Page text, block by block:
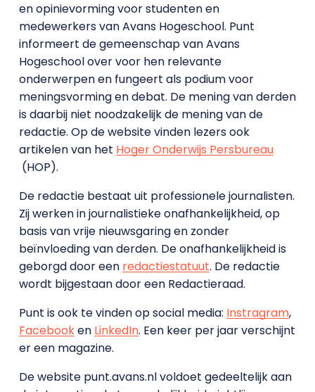
en opinievorming voor studenten en
medewerkers van Avans Hoge­school. Punt
informeert de gemeenschap van Avans
Hogeschool over voor hen relevante
onderwerpen en fungeert als podium voor
meningsvorming en debat. De mening van derden
is daarbij niet noodzakelijk de mening van de
redactie. Op de website vinden lezers ook
artikelen van het Hoger Onderwijs Persbureau
(HOP).
De redactie bestaat uit professionele journalisten.
Zij werken in journalistieke onafhankelijkheid, op
basis van vrije nieuwsgaring en zonder
beïnvloeding van derden. De onafhankelijkheid is
geborgd door een redactiestatuut. De redactie
wordt bijgestaan door een Redactieraad.
Punt is ook te vinden op social media: Instragram,
Facebooken LinkedIn. Een keer per jaar verschijnt
er een magazine.
De website punt.avans.nl voldoet gedeeltelijk aan